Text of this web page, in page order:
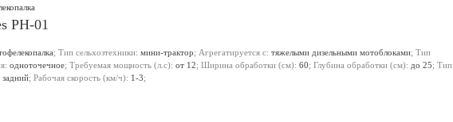
PH-01
; Тип сельхозтехники: мини-трактор; Агрегатируется с: тяжелыми дизельными мотоблоками; Тип
одноточечное; Требуемая мощность (л.с): от 12; Ширина обработки (см): 60; Глубина обработки (см): до 25; Тип
задний; Рабочая скорость (км/ч): 1-3;